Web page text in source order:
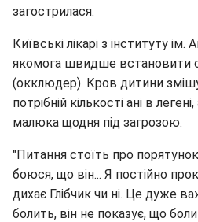
загострилася.
Київські лікарі з інституту
якомога швидше встановити
(окклюдер). Кров дитини
потрібній кількості ані в
малюка щодня під загрозою.
"Питання стоїть про
боюся, що він... Я постійно
дихає Глібчик чи ні. Це дуже
болить, він не показує, що